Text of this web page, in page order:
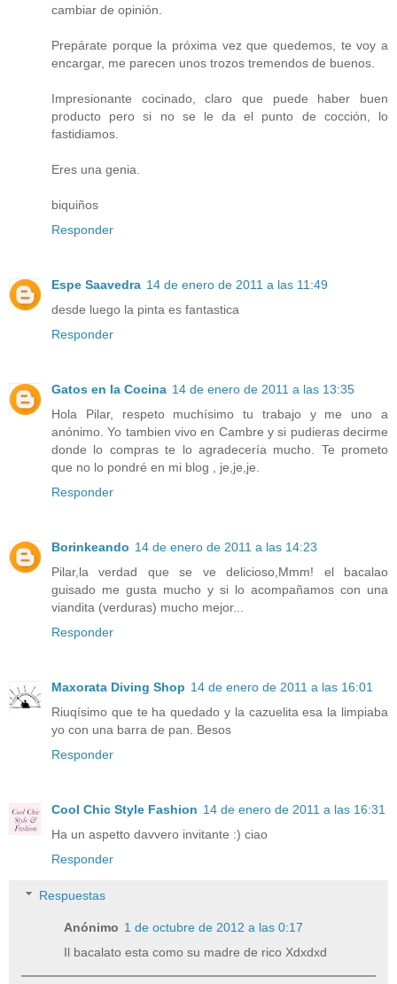
cambiar de opinión.
Prepárate porque la próxima vez que quedemos, te voy a
encargar, me parecen unos trozos tremendos de buenos.
Impresionante cocinado, claro que puede haber buen
producto pero si no se le da el punto de cocción, lo
fastidiamos.
Eres una genia.
biquiños
Responder
Espe Saavedra 14 de enero de 2011 a las 11:49
desde luego la pinta es fantastica
Responder
Gatos en la Cocina 14 de enero de 2011 a las 13:35
Hola Pilar, respeto muchísimo tu trabajo y me uno a
anónimo. Yo tambien vivo en Cambre y si pudieras decirme
donde lo compras te lo agradecería mucho. Te prometo
que no lo pondré en mi blog , je,je,je.
Responder
Borinkeando 14 de enero de 2011 a las 14:23
Pilar,la verdad que se ve delicioso,Mmm! el bacalao
guisado me gusta mucho y si lo acompañamos con una
viandita (verduras) mucho mejor...
Responder
Maxorata Diving Shop 14 de enero de 2011 a las 16:01
Riuqísimo que te ha quedado y la cazuelita esa la limpiaba
yo con una barra de pan. Besos
Responder
Cool Chic Style Fashion 14 de enero de 2011 a las 16:31
Ha un aspetto davvero invitante :) ciao
Responder
Respuestas
Anónimo 1 de octubre de 2012 a las 0:17
Il bacalato esta como su madre de rico Xdxdxd